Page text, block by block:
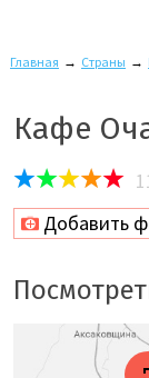
Главная → Страны →
Кафе
Добавить